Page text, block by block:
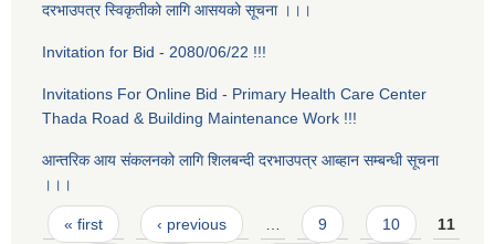
दरभाउपत्र स्विकृतीको लागि आसयको सूचना ।।।
Invitation for Bid - 2080/06/22 !!!
Invitations For Online Bid - Primary Health Care Center
Thada Road & Building Maintenance Work !!!
आन्तरिक आय स‌ंकलनको लागि शिलबन्दी दरभाउपत्र आब्हान सम्बन्धी सूचना
।।।
Pages
« first ‹ previous … 9 10 11